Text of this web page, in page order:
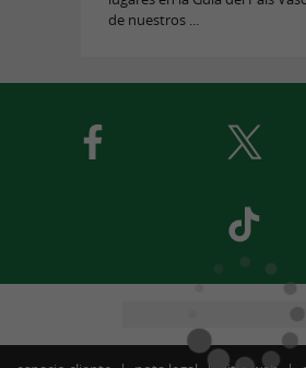
de nuestros ...